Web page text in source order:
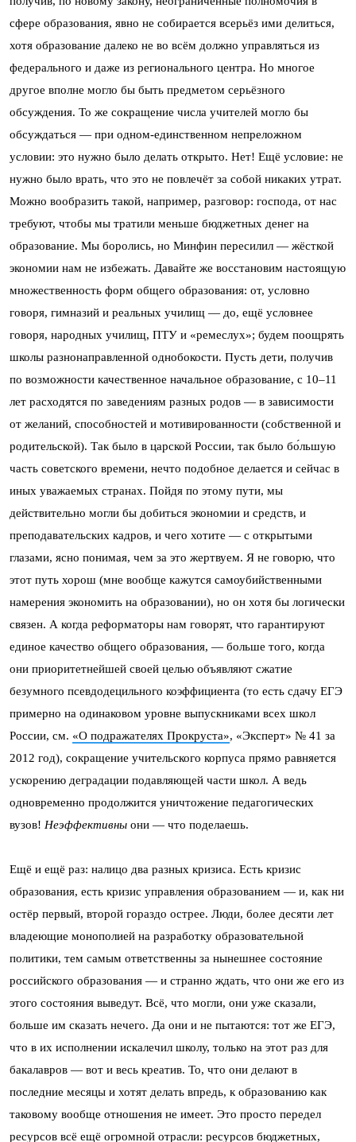
сфере образования, явно не собирается всерьёз ими делиться,
хотя образование далеко не во всём должно управляться из
федерального и даже из регионального центра. Но многое
другое вполне могло бы быть предметом серьёзного
обсуждения. То же сокращение числа учителей могло бы
обсуждаться — при одном-единственном непреложном
условии: это нужно было делать открыто. Нет! Ещё условие: не
нужно было врать, что это не повлечёт за собой никаких утрат.
Можно вообразить такой, например, разговор: господа, от нас
требуют, чтобы мы тратили меньше бюджетных денег на
образование. Мы боролись, но Минфин пересилил — жёсткой
экономии нам не избежать. Давайте же восстановим настоящую
множественность форм общего образования: от, условно
говоря, гимназий и реальных училищ — до, ещё условнее
говоря, народных училищ, ПТУ и «ремеслух»; будем поощрять
школы разнонаправленной однобокости. Пусть дети, получив
по возможности качественное начальное образование, с 10–11
лет расходятся по заведениям разных родов — в зависимости
от желаний, способностей и мотивированности (собственной и
родительской). Так было в царской России, так было бо́льшую
часть советского времени, нечто подобное делается и сейчас в
иных уважаемых странах. Пойдя по этому пути, мы
действительно могли бы добиться экономии и средств, и
преподавательских кадров, и чего хотите — с открытыми
глазами, ясно понимая, чем за это жертвуем. Я не говорю, что
этот путь хорош (мне вообще кажутся самоубийственными
намерения экономить на образовании), но он хотя бы логически
связен. А когда реформаторы нам говорят, что гарантируют
единое качество общего образования, — больше того, когда
они приоритетнейшей своей целью объявляют сжатие
безумного псевдодецильного коэффициента (то есть сдачу ЕГЭ
примерно на одинаковом уровне выпускниками всех школ
России, см. «О подражателях Прокруста», «Эксперт» № 41 за
2012 год), сокращение учительского корпуса прямо равняется
ускорению деградации подавляющей части школ. А ведь
одновременно продолжится уничтожение педагогических
вузов! Неэффективны они — что поделаешь.
Ещё и ещё раз: налицо два разных кризиса. Есть кризис
образования, есть кризис управления образованием — и, как ни
остёр первый, второй гораздо острее. Люди, более десяти лет
владеющие монополией на разработку образовательной
политики, тем самым ответственны за нынешнее состояние
российского образования — и странно ждать, что они же его из
этого состояния выведут. Всё, что могли, они уже сказали,
больше им сказать нечего. Да они и не пытаются: тот же ЕГЭ,
что в их исполнении искалечил школу, только на этот раз для
бакалавров — вот и весь креатив. То, что они делают в
последние месяцы и хотят делать впредь, к образованию как
таковому вообще отношения не имеет. Это просто передел
ресурсов всё ещё огромной отрасли: ресурсов бюджетных,